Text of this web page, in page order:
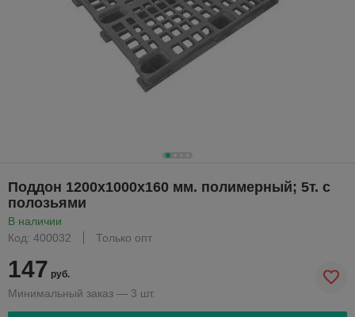
Поддон 1200х1000х160 мм. полимерный; 5т. с
полозьями
В наличии
Код: 400032
Только опт
147 руб.
Минимальный заказ — 3 шт.